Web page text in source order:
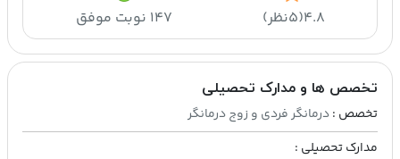
۴.۸(۵نظر) ۱۴۷ نوبت موفق
تخصص ها و مدارک تحصیلی
تخصص :درمانگر فردی و زوج درمانگر
مدارک تحصیلی :